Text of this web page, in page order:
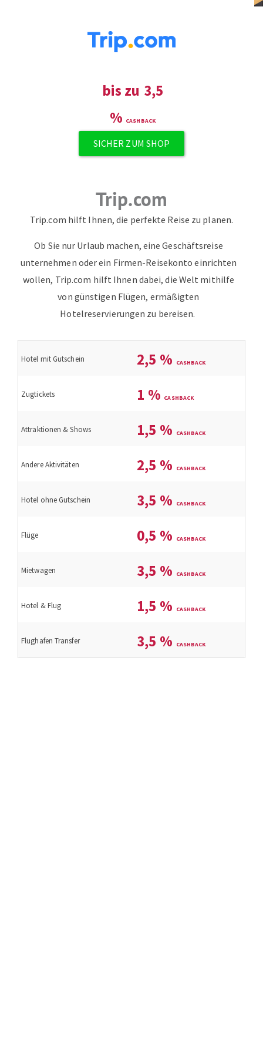
bis zu 3,5
%
SICHER ZUM SHOP
Trip.com
Trip.com hilft Ihnen, die perfekte Reise zu planen.
Ob Sie nur Urlaub machen, eine Geschäftsreise
unternehmen oder ein Firmen-Reisekonto einrichten
wollen, Trip.com hilft Ihnen dabei, die Welt mithilfe
von günstigen Flügen, ermäßigten
Hotelreservierungen zu bereisen.
Hotel mit Gutschein 2,5 %
Zugtickets 1 %
Attraktionen & Shows 1,5 %
Andere Aktivitäten 2,5 %
Hotel ohne Gutschein 3,5 %
Flüge 0,5 %
Mietwagen 3,5 %
Hotel & Flug 1,5 %
Flughafen Transfer 3,5 %